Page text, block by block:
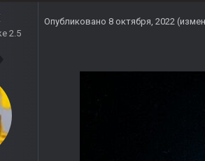
2.5
Опубликовано 8 октября, 2022